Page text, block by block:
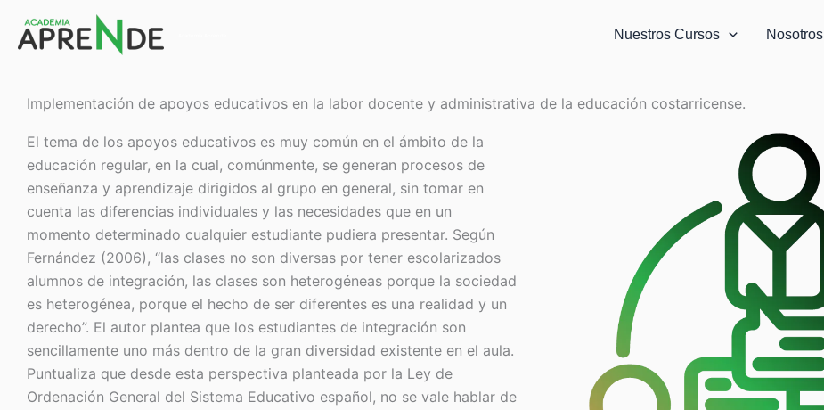
Nuestros Cursos Nosotros
Implementación de apoyos educativos en la labor docente y administrativa de la educación costarricense.
El tema de los apoyos educativos es muy común en el ámbito de la
educación regular, en la cual, comúnmente, se generan procesos de
enseñanza y aprendizaje dirigidos al grupo en general, sin tomar en
cuenta las diferencias individuales y las necesidades que en un
momento determinado cualquier estudiante pudiera presentar. Según
Fernández (2006), “las clases no son diversas por tener escolarizados
alumnos de integración, las clases son heterogéneas porque la sociedad
es heterogénea, porque el hecho de ser diferentes es una realidad y un
derecho”. El autor plantea que los estudiantes de integración son
sencillamente uno más dentro de la gran diversidad existente en el aula.
Puntualiza que desde esta perspectiva planteada por la Ley de
Ordenación General del Sistema Educativo español, no se vale hablar de